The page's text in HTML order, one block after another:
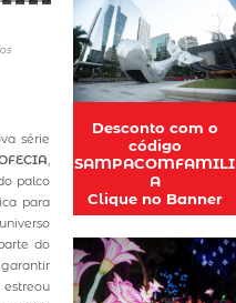
série
palco
para
do
estreou
Desconto com o
código
SAMPACOMFAMILI
A
Clique no Banner